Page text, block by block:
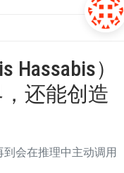
Hassabis）
还能创造
会在推理中主动调用